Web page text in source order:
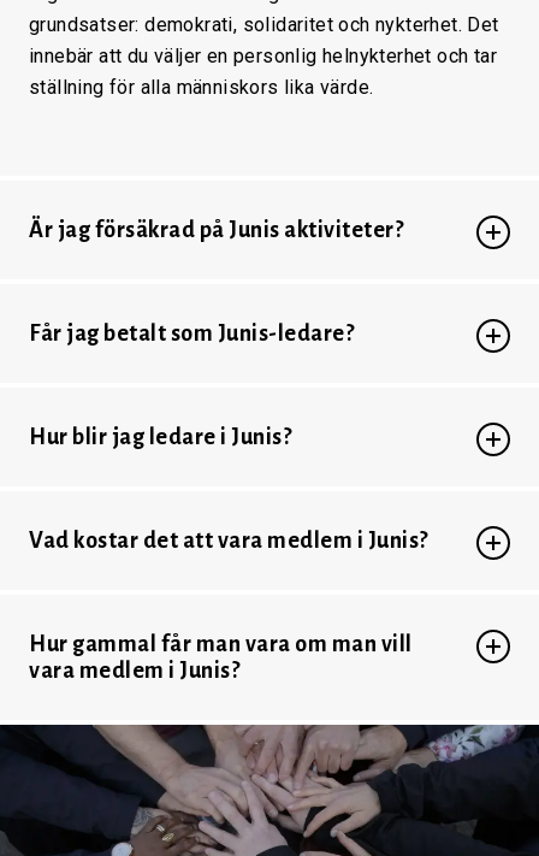
grundsatser: demokrati, solidaritet och nykterhet. Det
innebär att du väljer en personlig helnykterhet och tar
ställning för alla människors lika värde.
Är jag försäkrad på Junis aktiviteter?
Får jag betalt som Junis-ledare?
Hur blir jag ledare i Junis?
Vad kostar det att vara medlem i Junis?
Hur gammal får man vara om man vill
vara medlem i Junis?